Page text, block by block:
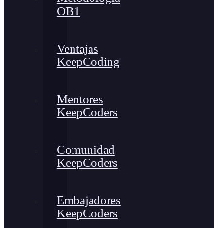
OB1
Ventajas
KeepCoding
Mentores
KeepCoders
Comunidad
KeepCoders
Embajadores
KeepCoders